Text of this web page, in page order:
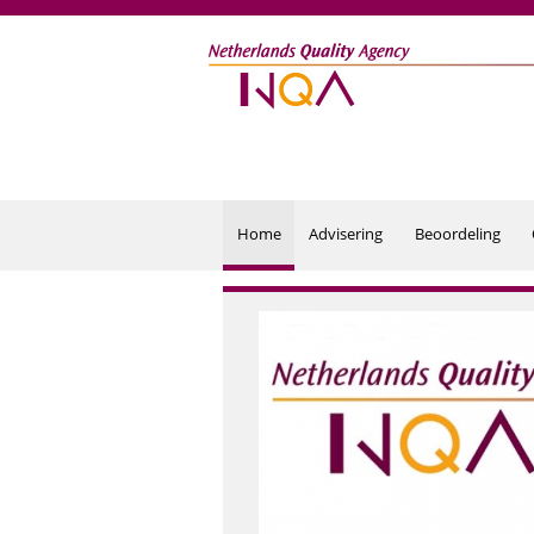
Overslaan en naar de inhoud gaan
Home Advisering Beoordeling